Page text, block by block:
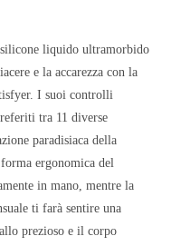
liquido ultramorbido
e la accarezza con la
I suoi controlli
tra 11 diverse
paradisiaca della
ergonomica del
in mano, mentre la
ti farà sentire una
prezioso e il corpo